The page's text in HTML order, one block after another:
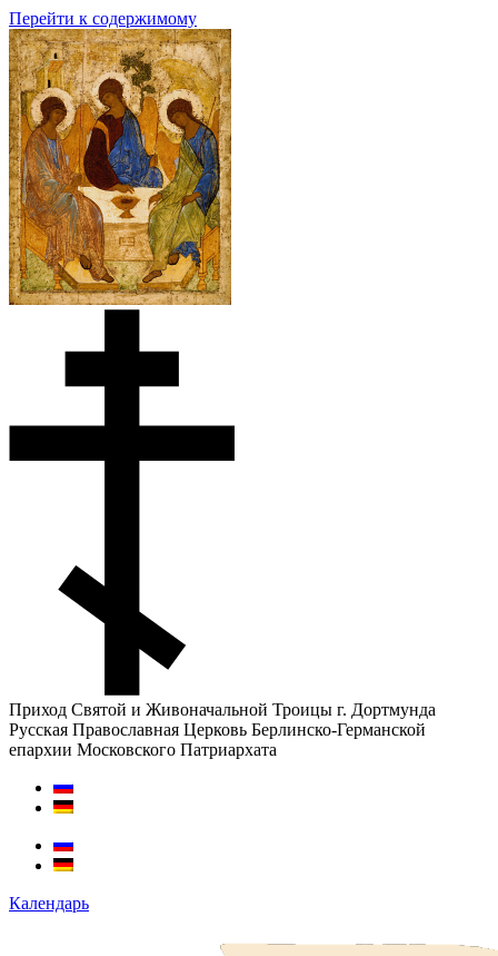
Перейти к содержимому
Приход Святой и Живоначальной Троицы г. Дортмунда
Русская Православная Церковь Берлинско-Германской
епархии Московского Патриархата
Календарь